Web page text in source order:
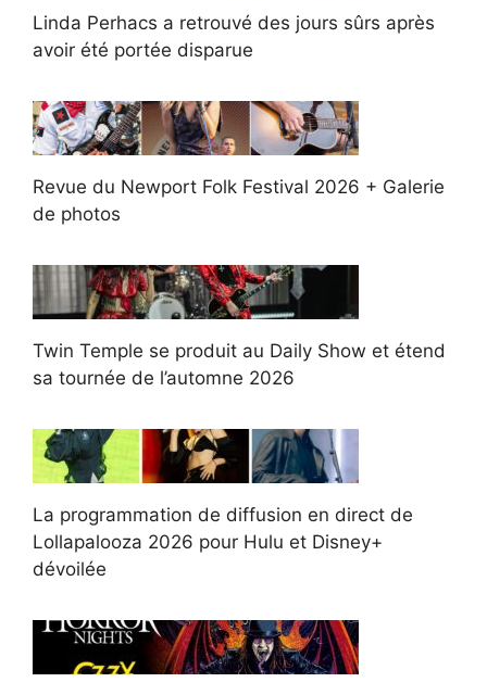
Linda Perhacs a retrouvé des jours sûrs après
avoir été portée disparue
Revue du Newport Folk Festival 2026 + Galerie
de photos
Twin Temple se produit au Daily Show et étend
sa tournée de l’automne 2026
La programmation de diffusion en direct de
Lollapalooza 2026 pour Hulu et Disney+
dévoilée